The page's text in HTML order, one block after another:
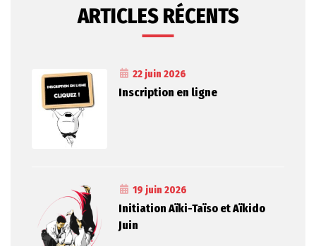
ARTICLES RÉCENTS
22 juin 2026
Inscription en ligne
19 juin 2026
Initiation Aïki-Taïso et Aïkido
Juin